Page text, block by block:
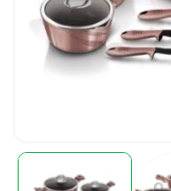
médiafájl
megnyitása